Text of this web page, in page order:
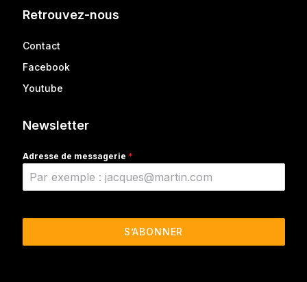
Retrouvez-nous
Contact
Facebook
Youtube
Newsletter
Adresse de messagerie *
S’ABONNER